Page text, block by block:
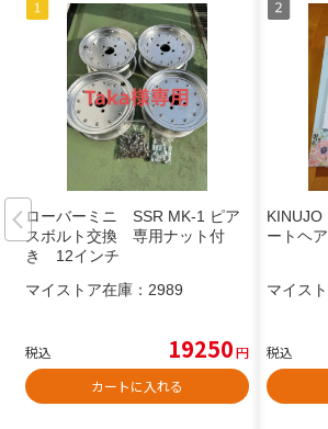
ローバーミニ SSR MK-1 ピア
スボルト交換 専用ナット付
き 12インチ
マイストア在庫： 2989
税込 19250円
カートに入れる
KINUJO
ートヘ
マイス
税込